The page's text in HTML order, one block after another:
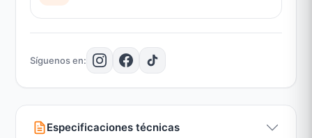
Especificaciones técnicas
Síguenos en: